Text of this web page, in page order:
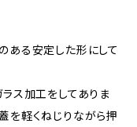
ある安定した形にして
ス加工をしてありま
を軽くねじりながら押